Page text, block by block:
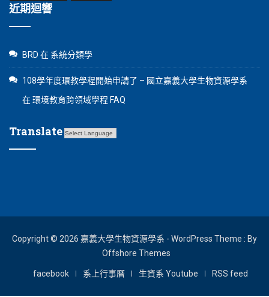
近期迴響
BRD 在 系統分類學
108學年度環教學程開始申請了 – 國立嘉義大學生物資源學系
在環境教育跨領域學程 FAQ
Translate
Copyright © 2026 嘉義大學生物資源學系 - WordPress Theme : By
Offshore Themes
facebook 系上行事曆 生資系 Youtube RSS feed